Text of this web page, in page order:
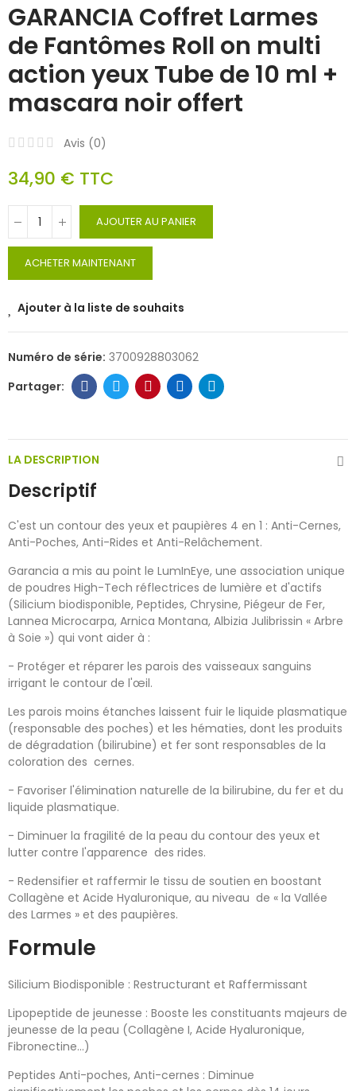
GARANCIA Coffret Larmes
de Fantômes Roll on multi
action yeux Tube de 10 ml +
mascara noir offert
Avis (0)
34,90 € TTC
AJOUTER AU PANIER
ACHETER MAINTENANT
Ajouter à la liste de souhaits
Numéro de série: 3700928803062
LA DESCRIPTION
Descriptif
C'est un contour des yeux et paupières 4 en 1 : Anti-Cernes,
Anti-Poches, Anti-Rides et Anti-Relâchement.
Garancia a mis au point le LumInEye, une association unique
de poudres High-Tech réflectrices de lumière et d'actifs
(Silicium biodisponible, Peptides, Chrysine, Piégeur de Fer,
Lannea Microcarpa, Arnica Montana, Albizia Julibrissin « Arbre
à Soie ») qui vont aider à :
- Protéger et réparer les parois des vaisseaux sanguins
irrigant le contour de l'œil.
Les parois moins étanches laissent fuir le liquide plasmatique
(responsable des poches) et les hématies, dont les produits
de dégradation (bilirubine) et fer sont responsables de la
coloration des cernes.
- Favoriser l'élimination naturelle de la bilirubine, du fer et du
liquide plasmatique.
- Diminuer la fragilité de la peau du contour des yeux et
lutter contre l'apparence des rides.
- Redensifier et raffermir le tissu de soutien en boostant
Collagène et Acide Hyaluronique, au niveau de « la Vallée
des Larmes » et des paupières.
Formule
Silicium Biodisponible : Restructurant et Raffermissant
Lipopeptide de jeunesse : Booste les constituants majeurs de
jeunesse de la peau (Collagène I, Acide Hyaluronique,
Fibronectine...)
Peptides Anti-poches, Anti-cernes : Diminue